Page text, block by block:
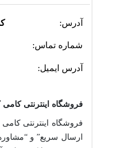
آدرس:
شماره تماس:
آدرس ایمیل:
فروشگاه اینترنتی کامی
فروشگاه اینترنتی کامی
ارسال سریع” و